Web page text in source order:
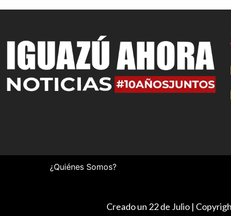
¿Quiénes Somos?
Creado un 22 de Julio |